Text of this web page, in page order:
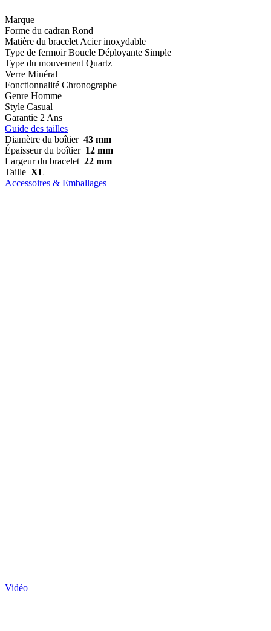
Marque
Forme du cadran Rond
Matière du bracelet Acier inoxydable
Type de fermoir Boucle Déployante Simple
Type du mouvement Quartz
Verre Minéral
Fonctionnalité Chronographe
Genre Homme
Style Casual
Garantie 2 Ans
Guide des tailles
Diamètre du boîtier 43 mm
Épaisseur du boîtier 12 mm
Largeur du bracelet 22 mm
Taille XL
Accessoires & Emballages
Vidéo